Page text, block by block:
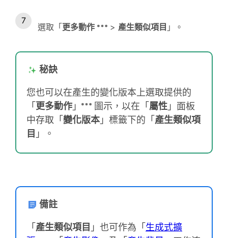
選取「更多動作 > 產生類似項目 」。
秘訣
您也可以在產生的變化版本上選取提供的
「更多動作 」 圖示，以在「屬性 」面板
中存取「變化版本 」標籤下的「產生類似項
目 」。
備註
「產生類似項目 」也可作為「生成式擴